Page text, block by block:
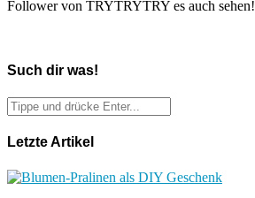
Follower von TRYTRYTRY es auch sehen!
Such dir was!
Letzte Artikel